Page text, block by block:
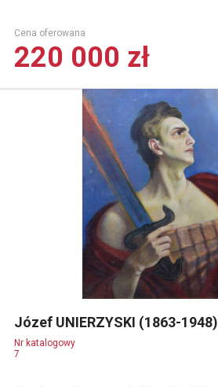
Cena oferowana
220 000 zł
Józef UNIERZYSKI (1863-1948)
Nr katalogowy
7